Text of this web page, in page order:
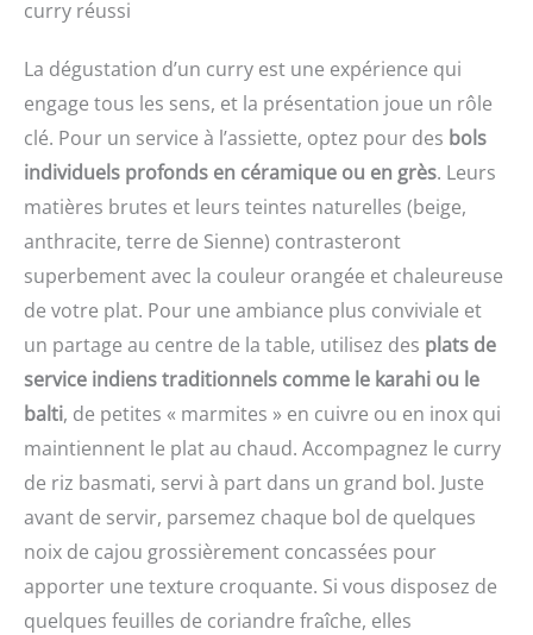
brossage avec de la laine
d'acier. Excellent choix
pour un cadeau :
Topbooc casserole
émaillée aux couleurs
magnifiques est à la fois
un ustensile de cuisine et
une décoration de table.
C'est un cadeau pratique
et de bon goût pour votre
famille et vos amis.
Contenu de la livraison :
Mixeur plongeant
ErgoMixx 600 W avec 2
vitesses et gobelet
doseur
et plus agréable DESIGN
CONFORTABLE : Une
poignée ergonomique
avec une prise en main
texturée, pour
expérience plus facile et
plus confortable, idéal
pour une utilisation
fréquente DURABLE : 2
lames Zelkrom qui
garantissent des
performances durables
REPARABILITE 15 ANS AU
JUSTE PRIX : engagement
de réparabilité 15 ans au
juste prix grâce à notre
réseau de 6200
réparateurs dans le
monde, pour contribuer
à la protection de
l’environnement et à la
réduction des déchets
FACILE À NETTOYER :
curry réussi
La dégustation d’un curry est une expérience qui
engage tous les sens, et la présentation joue un rôle
clé. Pour un service à l’assiette, optez pour des bols
individuels profonds en céramique ou en grès. Leurs
matières brutes et leurs teintes naturelles (beige,
anthracite, terre de Sienne) contrasteront
superbement avec la couleur orangée et chaleureuse
de votre plat. Pour une ambiance plus conviviale et
un partage au centre de la table, utilisez des plats de
service indiens traditionnels comme le karahi ou le
balti, de petites « marmites » en cuivre ou en inox qui
maintiennent le plat au chaud. Accompagnez le curry
de riz basmati, servi à part dans un grand bol. Juste
avant de servir, parsemez chaque bol de quelques
noix de cajou grossièrement concassées pour
apporter une texture croquante. Si vous disposez de
quelques feuilles de coriandre fraîche, elles